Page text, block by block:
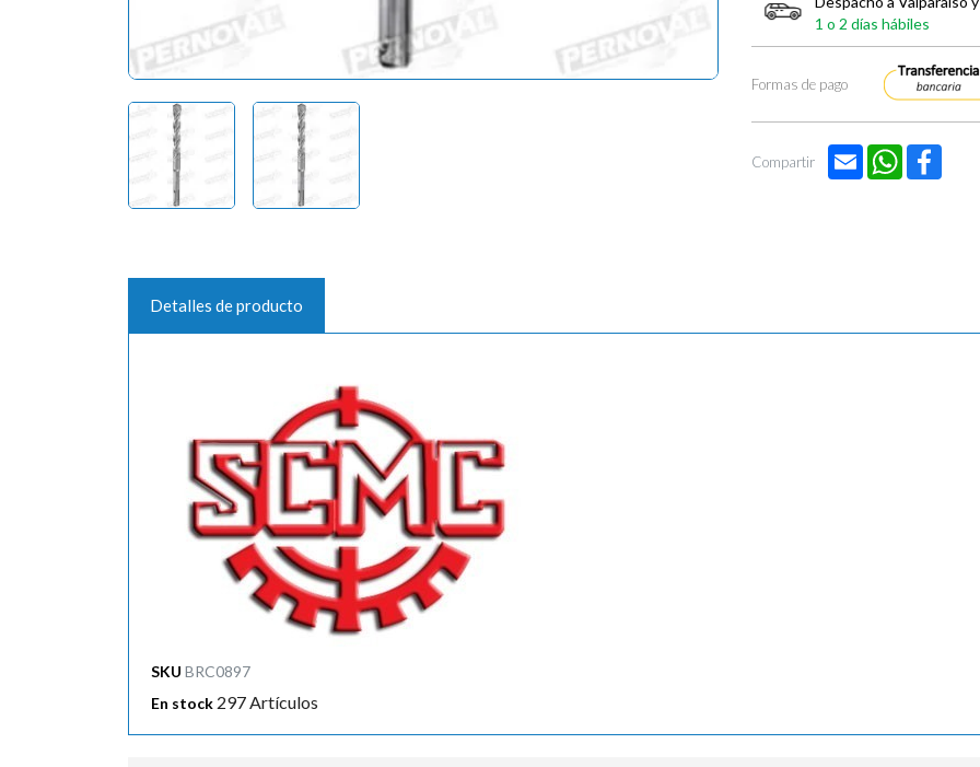
1 o 2 días hábiles
Formas de pago
Compartir Email WhatsApp
Detalles de producto
SKU BRC0897
En stock 297 Artículos